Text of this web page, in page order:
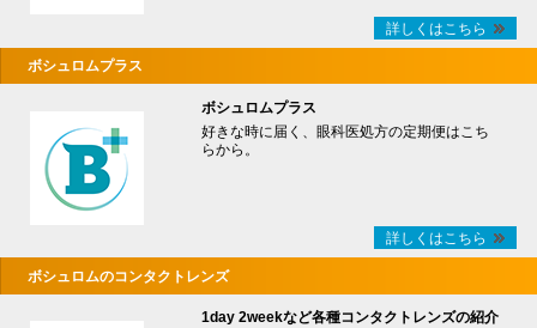
詳しくはこちら
ボシュロムプラス
ボシュロムプラス
好きな時に届く、眼科医処方の定期便はこち
らから。
詳しくはこちら
ボシュロムのコンタクトレンズ
1day 2weekなど各種コンタクトレンズの紹介